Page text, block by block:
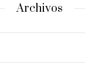
Archivos